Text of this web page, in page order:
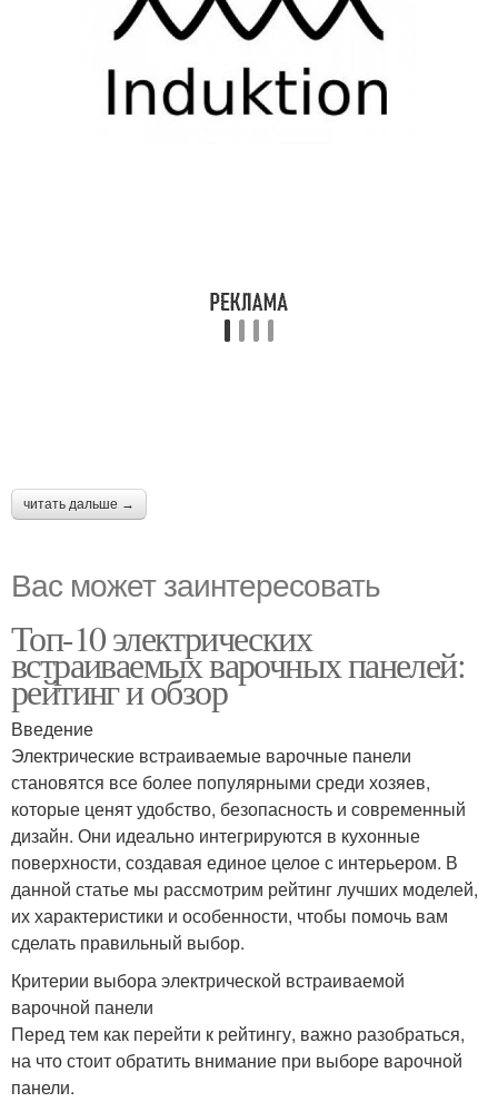
читать дальше →
Вас может заинтересовать
Топ-10 электрических
встраиваемых варочных панелей:
рейтинг и обзор
Введение
Электрические встраиваемые варочные панели
становятся все более популярными среди хозяев,
которые ценят удобство, безопасность и современный
дизайн. Они идеально интегрируются в кухонные
поверхности, создавая единое целое с интерьером. В
данной статье мы рассмотрим рейтинг лучших моделей,
их характеристики и особенности, чтобы помочь вам
сделать правильный выбор.
Критерии выбора электрической встраиваемой
варочной панели
Перед тем как перейти к рейтингу, важно разобраться,
на что стоит обратить внимание при выборе варочной
панели.